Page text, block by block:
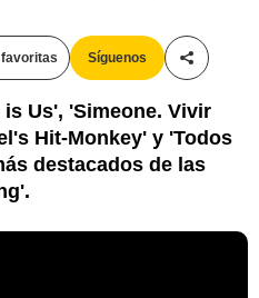
Síguenos
Us', 'Simeone. Vivir
Hit-Monkey' y 'Todos
destacados de las